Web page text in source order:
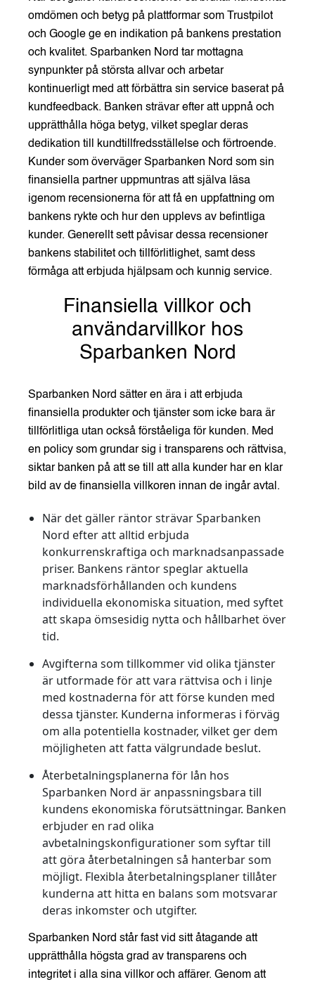
omdömen och betyg på plattformar som Trustpilot
och Google ge en indikation på bankens prestation
och kvalitet. Sparbanken Nord tar mottagna
synpunkter på största allvar och arbetar
kontinuerligt med att förbättra sin service baserat på
kundfeedback. Banken strävar efter att uppnå och
upprätthålla höga betyg, vilket speglar deras
dedikation till kundtillfredsställelse och förtroende.
Kunder som överväger Sparbanken Nord som sin
finansiella partner uppmuntras att själva läsa
igenom recensionerna för att få en uppfattning om
bankens rykte och hur den upplevs av befintliga
kunder. Generellt sett påvisar dessa recensioner
bankens stabilitet och tillförlitlighet, samt dess
förmåga att erbjuda hjälpsam och kunnig service.
Finansiella villkor och
användarvillkor hos
Sparbanken Nord
Sparbanken Nord sätter en ära i att erbjuda
finansiella produkter och tjänster som icke bara är
tillförlitliga utan också förståeliga för kunden. Med
en policy som grundar sig i transparens och rättvisa,
siktar banken på att se till att alla kunder har en klar
bild av de finansiella villkoren innan de ingår avtal.
När det gäller räntorsträvar Sparbanken
Nord efter att alltid erbjuda
konkurrenskraftiga och marknadsanpassade
priser. Bankens räntor speglar aktuella
marknadsförhållanden och kundens
individuella ekonomiska situation, med syftet
att skapa ömsesidig nytta och hållbarhet över
tid.
Avgifterna som tillkommervid olika tjänster
är utformade för att vara rättvisa och i linje
med kostnaderna för att förse kunden med
dessa tjänster. Kunderna informeras i förväg
om alla potentiella kostnader, vilket ger dem
möjligheten att fatta välgrundade beslut.
Återbetalningsplanerna för lån hos
Sparbanken Nord är anpassningsbara till
kundens ekonomiska förutsättningar. Banken
erbjuder en rad olika
avbetalningskonfigurationer som syftar till
att göra återbetalningen så hanterbar som
möjligt. Flexibla återbetalningsplaner tillåter
kunderna att hitta en balans som motsvarar
deras inkomster och utgifter.
Sparbanken Nord står fast vid sitt åtagande att
upprätthålla högsta grad av transparens och
integritet i alla sina villkor och affärer. Genom att